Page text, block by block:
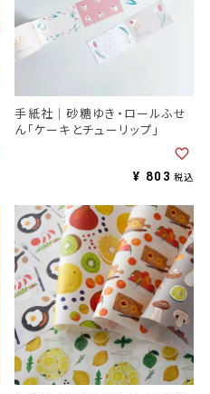
手紙社｜砂糖ゆき・ロールふせ
ん「ケーキとチューリップ」
¥ 803 税込